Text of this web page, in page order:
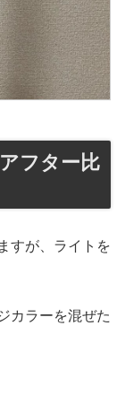
フター比
すが、ライトを
カラーを混ぜた